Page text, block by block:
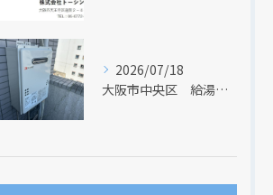
2026/07/18
大阪市中央区 給湯器のリモコンが無くても、リモコンを設置する方法はあります
に入っている折込チラシです。
に入っている折込チラシです。